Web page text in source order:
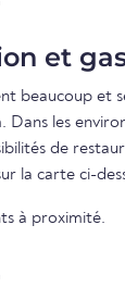
et
beaucoup et
Dans les
de
la carte ci-
à proximité.